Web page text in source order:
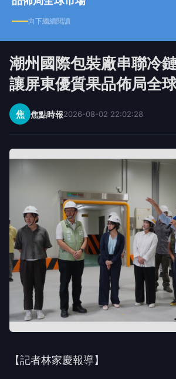
向下繼續閱讀
潮州國際包裝廠串聯冷
讓屏東優質果品佈局全
焦 焦點時報2026-08-02 22:02:28
【記者林家慶報導】